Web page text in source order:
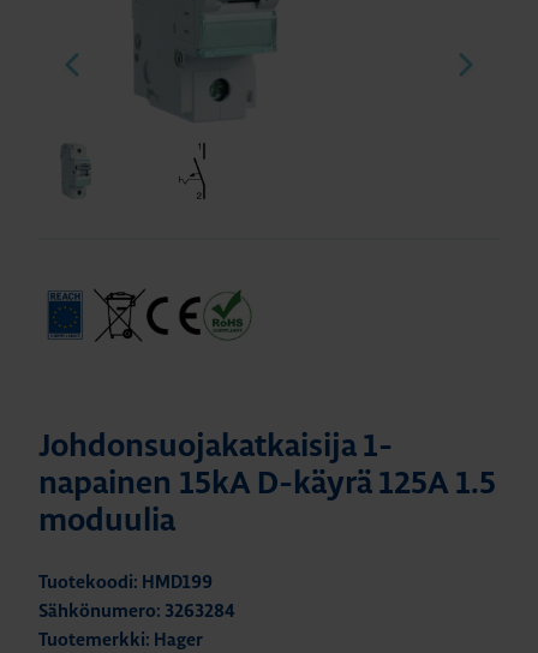
Johdonsuojakatkaisija 1-
napainen 15kA D-käyrä 125A 1.5
moduulia
Tuotekoodi: HMD199
Sähkönumero: 3263284
Tuotemerkki: Hager